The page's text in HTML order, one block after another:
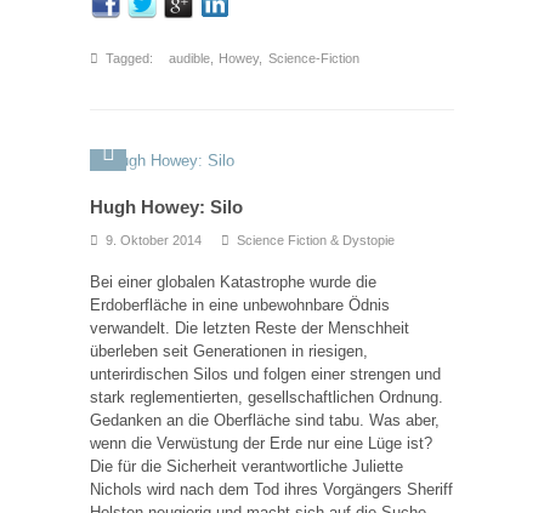
Tagged: audible, Howey, Science-Fiction
Hugh Howey: Silo
9. Oktober 2014 Science Fiction & Dystopie
Bei einer globalen Katastrophe wurde die
Erdoberfläche in eine unbewohnbare Ödnis
verwandelt. Die letzten Reste der Menschheit
überleben seit Generationen in riesigen,
unterirdischen Silos und folgen einer strengen und
stark reglementierten, gesellschaftlichen Ordnung.
Gedanken an die Oberfläche sind tabu. Was aber,
wenn die Verwüstung der Erde nur eine Lüge ist?
Die für die Sicherheit verantwortliche Juliette
Nichols wird nach dem Tod ihres Vorgängers Sheriff